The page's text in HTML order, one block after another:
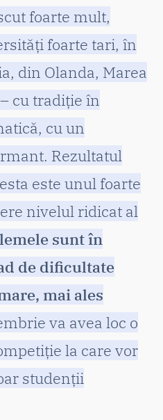
foarte mult,
foarte tari, în
din Olanda, Marea
cu tradiție în
cu un
Rezultatul
este unul foarte
nivelul ridicat al
sunt în
de dificultate
mai ales
va avea loc o
la care vor
studenții